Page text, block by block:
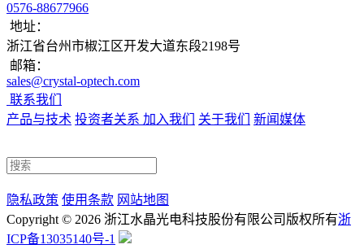
0576-88677966
地址：
浙江省台州市椒江区开发大道东段2198号
邮箱：
sales@crystal-optech.com
联系我们
产品与技术 投资者关系 加入我们 关于我们 新闻媒体
隐私政策 使用条款 网站地图
Copyright © 2026 浙江水晶光电科技股份有限公司 版权所有浙
ICP备13035140号-1